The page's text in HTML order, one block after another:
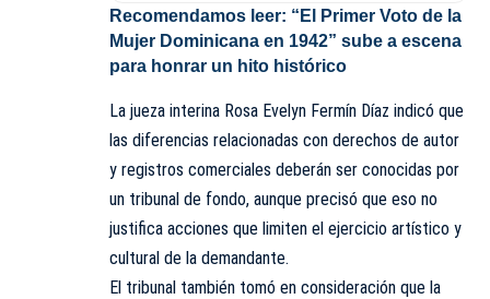
Recomendamos leer: “El Primer Voto de la
Mujer Dominicana en 1942” sube a escena
para honrar un hito histórico
La jueza interina Rosa Evelyn Fermín Díaz indicó que
las diferencias relacionadas con derechos de autor
y registros comerciales deberán ser conocidas por
un tribunal de fondo, aunque precisó que eso no
justifica acciones que limiten el ejercicio artístico y
cultural de la demandante.
El tribunal también tomó en consideración que la